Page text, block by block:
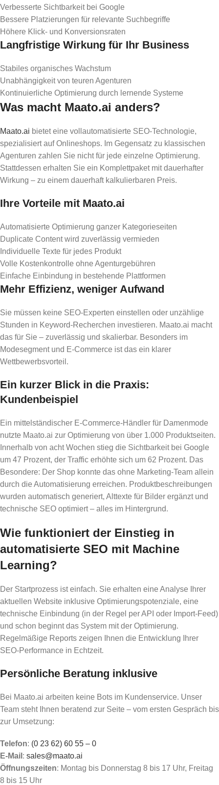
Verbesserte Sichtbarkeit bei Google
Bessere Platzierungen für relevante Suchbegriffe
Höhere Klick- und Konversionsraten
Langfristige Wirkung für Ihr Business
Stabiles organisches Wachstum
Unabhängigkeit von teuren Agenturen
Kontinuierliche Optimierung durch lernende Systeme
Was macht Maato.ai anders?
Maato.ai bietet eine vollautomatisierte SEO-Technologie,
spezialisiert auf Onlineshops. Im Gegensatz zu klassischen
Agenturen zahlen Sie nicht für jede einzelne Optimierung.
Stattdessen erhalten Sie ein Komplettpaket mit dauerhafter
Wirkung – zu einem dauerhaft kalkulierbaren Preis.
Ihre Vorteile mit Maato.ai
Automatisierte Optimierung ganzer Kategorieseiten
Duplicate Content wird zuverlässig vermieden
Individuelle Texte für jedes Produkt
Volle Kostenkontrolle ohne Agenturgebühren
Einfache Einbindung in bestehende Plattformen
Mehr Effizienz, weniger Aufwand
Sie müssen keine SEO-Experten einstellen oder unzählige
Stunden in Keyword-Recherchen investieren. Maato.ai macht
das für Sie – zuverlässig und skalierbar. Besonders im
Modesegment und E-Commerce ist das ein klarer
Wettbewerbsvorteil.
Ein kurzer Blick in die Praxis:
Kundenbeispiel
Ein mittelständischer E-Commerce-Händler für Damenmode
nutzte Maato.ai zur Optimierung von über 1.000 Produktseiten.
Innerhalb von acht Wochen stieg die Sichtbarkeit bei Google
um 47 Prozent, der Traffic erhöhte sich um 62 Prozent. Das
Besondere: Der Shop konnte das ohne Marketing-Team allein
durch die Automatisierung erreichen. Produktbeschreibungen
wurden automatisch generiert, Alttexte für Bilder ergänzt und
technische SEO optimiert – alles im Hintergrund.
Wie funktioniert der Einstieg in
automatisierte SEO mit Machine
Learning?
Der Startprozess ist einfach. Sie erhalten eine Analyse Ihrer
aktuellen Website inklusive Optimierungspotenziale, eine
technische Einbindung (in der Regel per API oder Import-Feed)
und schon beginnt das System mit der Optimierung.
Regelmäßige Reports zeigen Ihnen die Entwicklung Ihrer
SEO-Performance in Echtzeit.
Persönliche Beratung inklusive
Bei Maato.ai arbeiten keine Bots im Kundenservice. Unser
Team steht Ihnen beratend zur Seite – vom ersten Gespräch bis
zur Umsetzung:
Telefon: (0 23 62) 60 55 – 0
E-Mail : sales@maato.ai
Öffnungszeiten: Montag bis Donnerstag 8 bis 17 Uhr, Freitag
8 bis 15 Uhr